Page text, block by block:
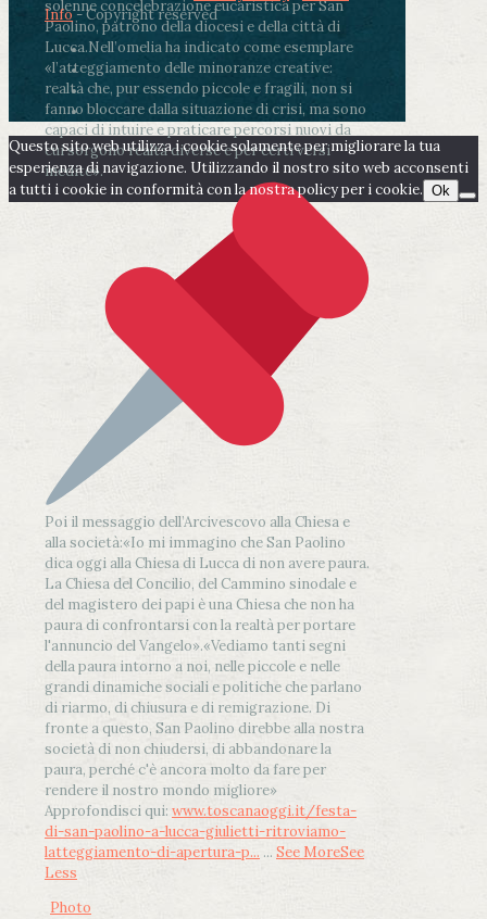
solenne concelebrazione eucaristica per San
Paolino, patrono della diocesi e della città di
Lucca.Nell’omelia ha indicato come esemplare
«l’atteggiamento delle minoranze creative:
realtà che, pur essendo piccole e fragili, non si
fanno bloccare dalla situazione di crisi, ma sono
capaci di intuire e praticare percorsi nuovi da
cui sorgono realtà diverse e per certi versi
inedite».
Poi il messaggio dell’Arcivescovo alla Chiesa e
alla società:«Io mi immagino che San Paolino
dica oggi alla Chiesa di Lucca di non avere paura.
La Chiesa del Concilio, del Cammino sinodale e
del magistero dei papi è una Chiesa che non ha
paura di confrontarsi con la realtà per portare
l'annuncio del Vangelo».«Vediamo tanti segni
della paura intorno a noi, nelle piccole e nelle
grandi dinamiche sociali e politiche che parlano
di riarmo, di chiusura e di remigrazione. Di
fronte a questo, San Paolino direbbe alla nostra
società di non chiudersi, di abbandonare la
paura, perché c'è ancora molto da fare per
rendere il nostro mondo migliore»
Approfondisci qui: www.toscanaoggi.it/festa-
di-san-paolino-a-lucca-giulietti-ritroviamo-
latteggiamento-di-apertura-p... ... See MoreSee
Less
Photo
Info- Copyright reserved
Questo sito web utilizza i cookie solamente per migliorare la tua
esperienza di navigazione. Utilizzando il nostro sito web acconsenti
a tutti i cookie in conformità con la nostra policy per i cookie. Ok